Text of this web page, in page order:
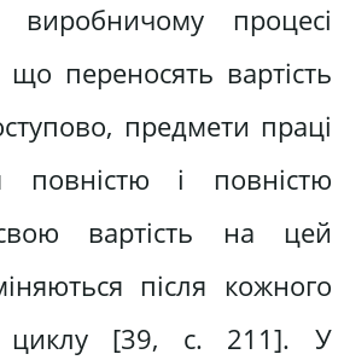
виробничому процесі
переносять вартість
предмети праці
повністю і повністю
вартість на цей
після кожного
циклу [39, с. 211]. У